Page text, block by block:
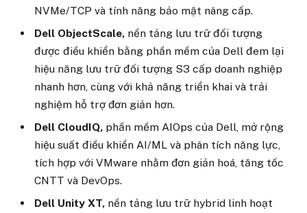
NVMe/TCP và tính năng bảo mật nâng cấp.
Dell ObjectScale, nền tảng lưu trữ đối tượng
được điều khiển bằng phần mềm của Dell đem lại
hiệu năng lưu trữ đối tượng S3 cấp doanh nghiệp
nhanh hơn, cùng với khả năng triển khai và trải
nghiệm hỗ trợ đơn giản hơn.
Dell CloudIQ, phần mềm AIOps của Dell, mở rộng
hiệu suất điều khiển AI/ML và phân tích năng lực,
tích hợp với VMware nhằm đơn giản hoá, tăng tốc
CNTT và DevOps.
Dell Unity XT, nền tảng lưu trữ hybrid linh hoạt